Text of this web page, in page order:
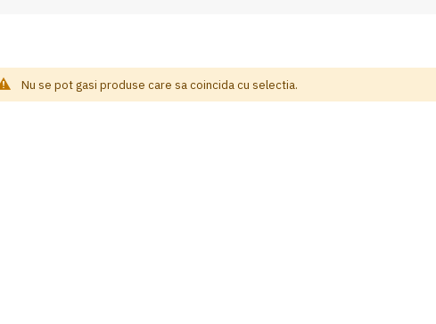
Nu se pot gasi produse care sa coincida cu selectia.